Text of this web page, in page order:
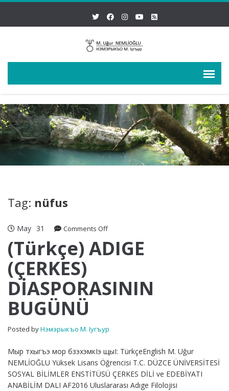
Tag: nüfus
May 31 Comments Offon
ADIGE
BUGÜNÜ
(Türkçe) ADIGE
(ÇERKES)
DİASPORASININ
BUGÜNÜ
Posted byНэмэрыкъо М. Iугъур
Мыр тхыгъэ мор бзэхэмкIэ щыI: TürkçeEnglish M. Uğur
NEMLİOĞLU Yüksek Lisans Öğrencisi T.C. DÜZCE ÜNİVERSİTESİ
SOSYAL BİLİMLER ENSTİTÜSÜ ÇERKES DİLİ ve EDEBİYATI
ANABİLİM DALI AF2016 Uluslararası Adıge Filolojisi